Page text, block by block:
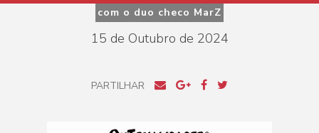
com o duo checo MarZ
15 de Outubro de 2024
PARTILHAR